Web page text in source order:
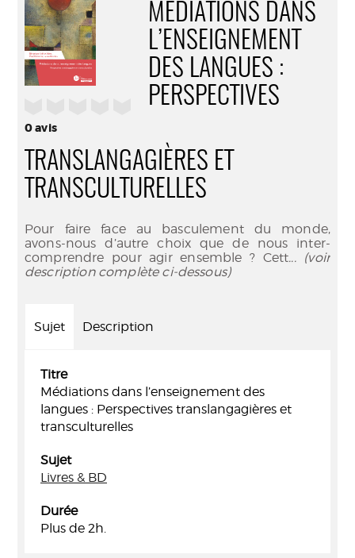
0avis
MÉDIATIONS DANS
L’ENSEIGNEMENT
DES LANGUES :
PERSPECTIVES
TRANSLANGAGIÈRES ET
TRANSCULTURELLES
Pour faire face au basculement du monde,
avons-nous d’autre choix que de nous inter-
comprendre pour agir ensemble ? Cett... (voir
description complète ci-dessous)
Sujet Description
Titre
Médiations dans l’enseignement des
langues : Perspectives translangagières et
transculturelles
Sujet
Livres & BD
Durée
Plus de 2h.